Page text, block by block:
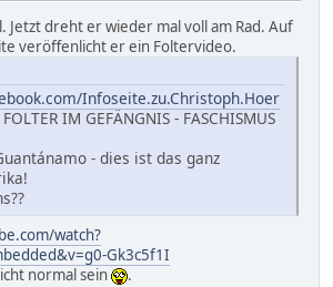
Jetzt dreht er wieder mal voll am Rad. Auf
veröffenlicht er ein Foltervideo.
Infoseite.zu.Christoph.Hoer
FOLTER IM GEFÄNGNIS - FASCHISMUS
- dies ist das ganz
watch?
Gk3c5f1I
normal sein
.